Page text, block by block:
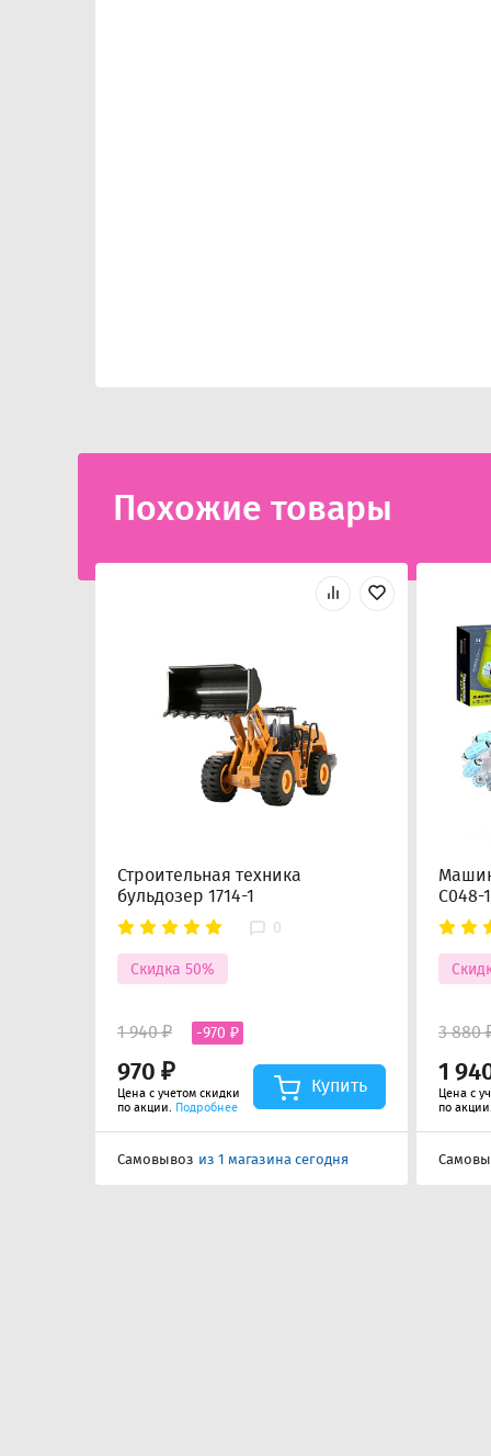
Похожие товары
Строительная техника
бульдозер 1714-1
0
Скидка 50%
970 ₽
1 940 ₽ -970 ₽
Цена с учетом скидки
по акции. Подробнее
Купить
Самовывоз из 1 магазина сегодня
C048-
1
3 880
Цена с
по